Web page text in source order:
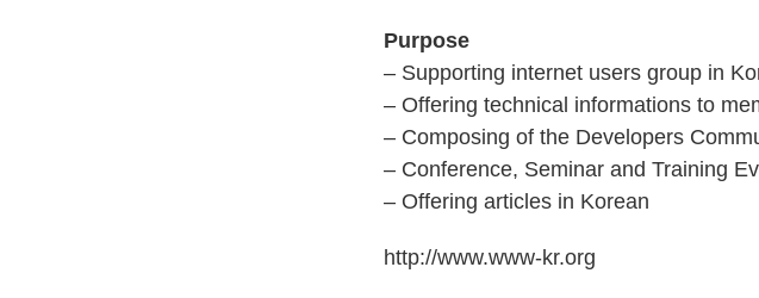
Purpose
– Supporting internet users group in
– Offering technical informations to
– Composing of the Developers
– Conference, Seminar and Training
– Offering articles in Korean
http://www.www-kr.org